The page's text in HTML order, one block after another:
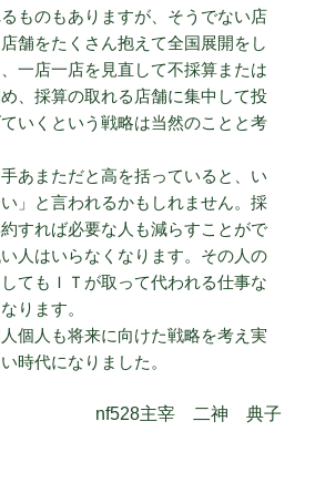
ものもありますが、そうでない店
舗をたくさん抱えて全国展開をし
一店一店を見直して不採算または
、採算の取れる店舗に集中して投
いくという戦略は当然のことと考
あまただと高を括っていると、い
」と言われるかもしれません。採
すれば必要な人も減らすことがで
人はいらなくなります。その人の
てもＩＴが取って代われる仕事な
ります。
個人も将来に向けた戦略を考え実
時代になりました。
nf528主宰 二神 典子